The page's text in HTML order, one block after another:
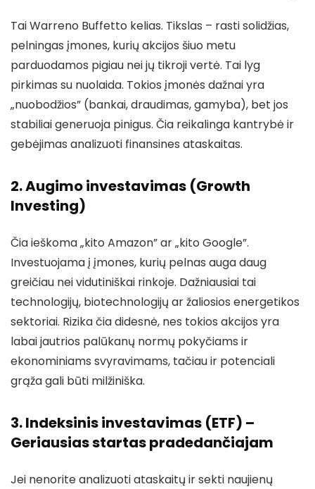
Tai Warreno Buffetto kelias. Tikslas – rasti solidžias,
pelningas įmones, kurių akcijos šiuo metu
parduodamos pigiau nei jų tikroji vertė. Tai lyg
pirkimas su nuolaida. Tokios įmonės dažnai yra
„nuobodžios” (bankai, draudimas, gamyba), bet jos
stabiliai generuoja pinigus. Čia reikalinga kantrybė ir
gebėjimas analizuoti finansines ataskaitas.
2. Augimo investavimas (Growth
Investing)
Čia ieškoma „kito Amazon” ar „kito Google”.
Investuojama į įmones, kurių pelnas auga daug
greičiau nei vidutiniškai rinkoje. Dažniausiai tai
technologijų, biotechnologijų ar žaliosios energetikos
sektoriai. Rizika čia didesnė, nes tokios akcijos yra
labai jautrios palūkanų normų pokyčiams ir
ekonominiams svyravimams, tačiau ir potenciali
grąža gali būti milžiniška.
3. Indeksinis investavimas (ETF) –
Geriausias startas pradedančiajam
Jei nenorite analizuoti ataskaitų ir sekti naujienų